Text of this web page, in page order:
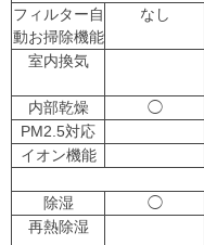
フィルター自
動お掃除機能
なし
室内換気
内部乾燥 ◯
PM2.5対応
イオン機能
除湿
◯
再熱除湿